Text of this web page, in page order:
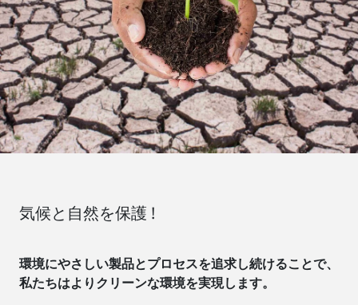
気候と自然を保護 !
環境にやさしい製品とプロセスを追求し続けることで、
私たちはよりクリーンな環境を実現します。